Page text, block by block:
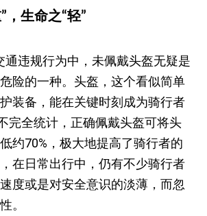
，生命之“轻”
通违规行为中，未佩戴头盔无疑是
险的一种。头盔，这个看似简单
装备，能在关键时刻成为骑行者
完全统计，正确佩戴头盔可将头
约70%，极大地提高了骑行者的
在日常出行中，仍有不少骑行者
度或是对安全意识的淡薄，而忽
。